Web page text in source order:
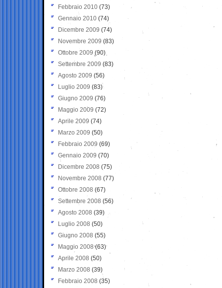
Febbraio 2010 (73)
Gennaio 2010 (74)
Dicembre 2009 (74)
Novembre 2009 (83)
Ottobre 2009 (90)
Settembre 2009 (83)
Agosto 2009 (56)
Luglio 2009 (83)
Giugno 2009 (76)
Maggio 2009 (72)
Aprile 2009 (74)
Marzo 2009 (50)
Febbraio 2009 (69)
Gennaio 2009 (70)
Dicembre 2008 (75)
Novembre 2008 (77)
Ottobre 2008 (67)
Settembre 2008 (56)
Agosto 2008 (39)
Luglio 2008 (50)
Giugno 2008 (55)
Maggio 2008(63)
Aprile 2008 (50)
Marzo 2008 (39)
Febbraio 2008 (35)